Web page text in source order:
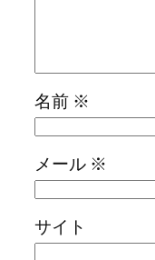
名前 ※
メール ※
サイト